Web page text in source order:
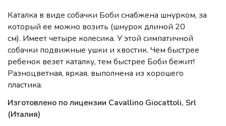
Каталка в виде собачки Боби снабжена шнурком, за
который ее можно возить (шнурок длиной 20
см). Имеет четыре колесика. У этой симпатичной
собачки подвижные ушки и хвостик. Чем быстрее
ребенок везет каталку, тем быстрее Боби бежит!
Разноцветная, яркая, выполнена из хорошего
пластика.
Изготовлено по лицензии Cavallino Giocattoli, Srl
(Италия)